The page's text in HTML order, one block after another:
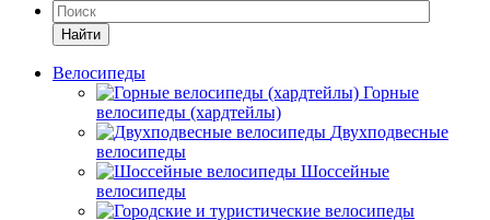
Найти
Велосипеды
Горные
велосипеды (хардтейлы)
Двухподвесные
велосипеды
Шоссейные
велосипеды